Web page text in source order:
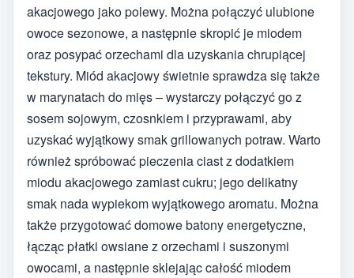
akacjowego jako polewy. Można połączyć ulubione
owoce sezonowe, a następnie skropić je miodem
oraz posypać orzechami dla uzyskania chrupiącej
tekstury. Miód akacjowy świetnie sprawdza się także
w marynatach do mięs – wystarczy połączyć go z
sosem sojowym, czosnkiem i przyprawami, aby
uzyskać wyjątkowy smak grillowanych potraw. Warto
również spróbować pieczenia ciast z dodatkiem
miodu akacjowego zamiast cukru; jego delikatny
smak nada wypiekom wyjątkowego aromatu. Można
także przygotować domowe batony energetyczne,
łącząc płatki owsiane z orzechami i suszonymi
owocami, a następnie sklejając całość miodem